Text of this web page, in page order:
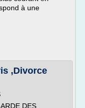
à une
,Divorce
DES